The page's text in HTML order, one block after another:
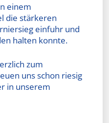
einem
die stärkeren
einfuhr und
halten konnte.
zum
uns schon riesig
in unserem